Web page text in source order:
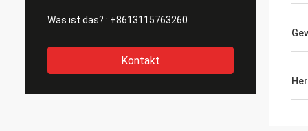
Was ist das? : +8613115763260
Kontakt